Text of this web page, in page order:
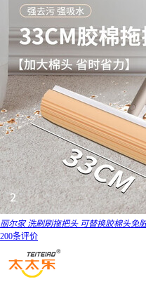
丽尔家 洗刷刷拖把头 可替换胶棉头免
200条评价